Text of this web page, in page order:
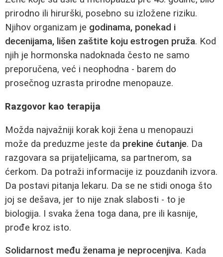
prirodno ili hirurški, posebno su izložene riziku.
Njihov organizam je godinama, ponekad i
decenijama, lišen zaštite koju estrogen pruža. Kod
njih je hormonska nadoknada često ne samo
preporučena, već i neophodna - barem do
prosečnog uzrasta prirodne menopauze.
Razgovor kao terapija
Možda najvažniji korak koji žena u menopauzi
može da preduzme jeste da prekine ćutanje. Da
razgovara sa prijateljicama, sa partnerom, sa
ćerkom. Da potraži informacije iz pouzdanih izvora.
Da postavi pitanja lekaru. Da se ne stidi onoga što
joj se dešava, jer to nije znak slabosti - to je
biologija. I svaka žena toga dana, pre ili kasnije,
prođe kroz isto.
Solidarnost među ženama je neprocenjiva. Kada